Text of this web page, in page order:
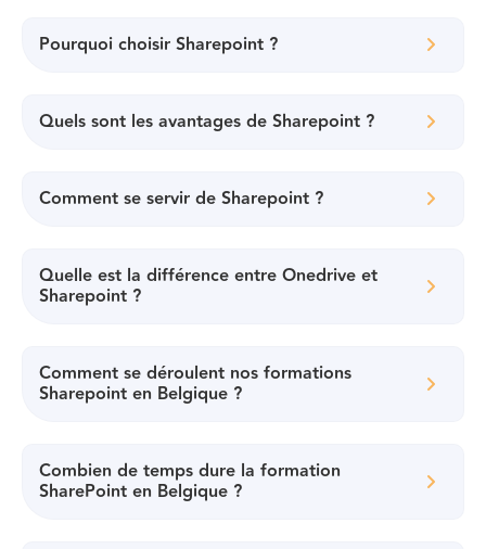
Pourquoi choisir Sharepoint ?
Quels sont les avantages de Sharepoint ?
Comment se servir de Sharepoint ?
Quelle est la différence entre Onedrive et
Sharepoint ?
Comment se déroulent nos formations
Sharepoint en Belgique ?
Combien de temps dure la formation
SharePoint en Belgique ?